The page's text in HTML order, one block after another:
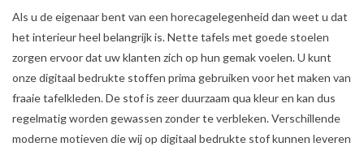
Als u de eigenaar bent van een horecagelegenheid dan weet u dat
het interieur heel belangrijk is. Nette tafels met goede stoelen
zorgen ervoor dat uw klanten zich op hun gemak voelen. U kunt
onze digitaal bedrukte stoffen prima gebruiken voor het maken van
fraaie tafelkleden. De stof is zeer duurzaam qua kleur en kan dus
regelmatig worden gewassen zonder te verbleken. Verschillende
moderne motieven die wij op digitaal bedrukte stof kunnen leveren